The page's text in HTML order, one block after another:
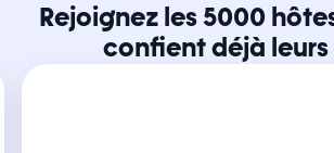
Rejoignez les 5000
confient déjà leurs